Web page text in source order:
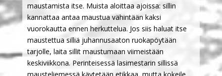
maustamista itse. Muista aloittaa ajoissa: sillin
kannattaa antaa maustua vähintään kaksi
vuorokautta ennen herkuttelua. Jos siis haluat itse
maustettua silliä juhannusaaton ruokapöytään
tarjolle, laita sillit maustumaan viimeistään
keskiviikkona. Perinteisessä lasimestarin sillissä